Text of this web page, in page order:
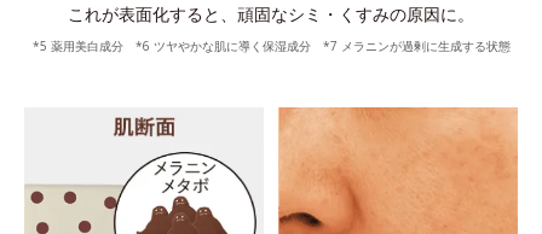
これが表面化すると、頑固なシミ・くすみの原因に。
*5 薬用美白成分 *6 ツヤやかな肌に導く保湿成分 *7 メラニンが過剰に生成する状態